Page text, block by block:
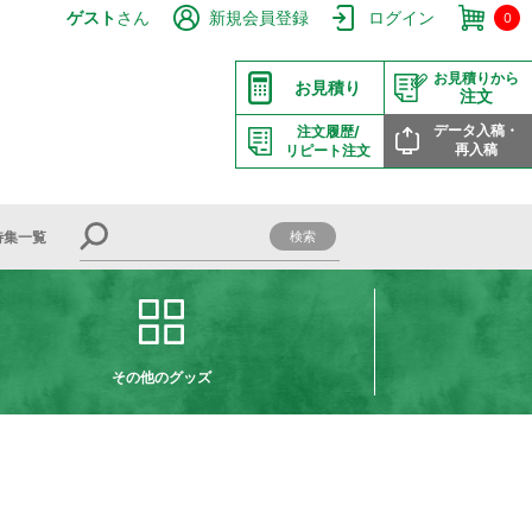
ゲストさん 新規会員登録 ログイン 0
お見積り お見積りから
注文
注文履歴/
リピート注文
データ入稿・
再入稿
集一覧
その他のグッズ